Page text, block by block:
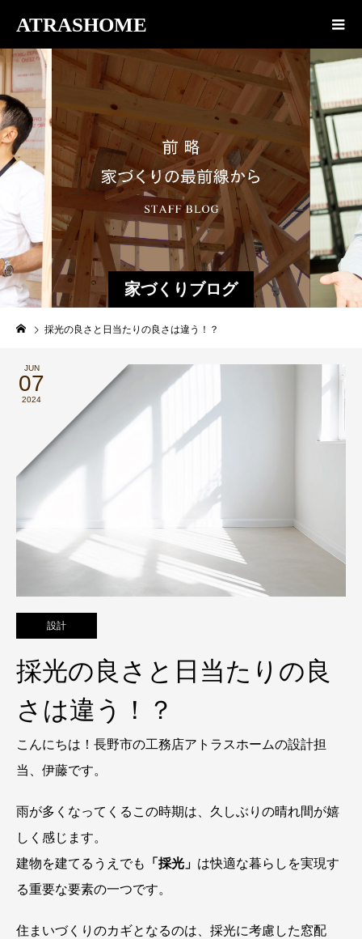
ATRASHOME
家づくりブログ
採光の良さと日当たりの良さは違う！？
JUN
07
2024
設計
採光の良さと日当たりの良
さは違う！？
こんにちは！長野市の工務店アトラスホームの設計担
当、伊藤です。
雨が多くなってくるこの時期は、久しぶりの晴れ間が嬉
しく感じます。
建物を建てるうえでも 「採光」 は快適な暮らしを実現す
る重要な要素の一つです。
住まいづくりのカギとなるのは、採光に考慮した窓配